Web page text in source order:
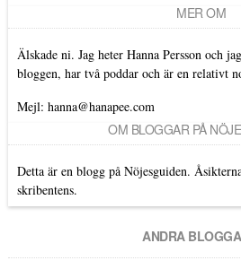
MER OM
Älskade ni. Jag heter Hanna Persson och
bloggen, har två poddar och är en relativt
Mejl: hanna@hanapee.com
OM BLOGGAR PÅ
Detta är en blogg på Nöjesguiden.
skribentens.
ANDRA